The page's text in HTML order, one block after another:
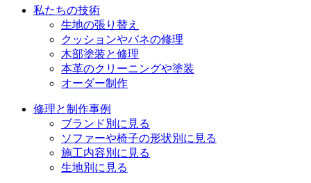
私たちの技術
生地の張り替え
クッションやバネの修理
木部塗装と修理
本革のクリーニングや塗装
オーダー制作
修理と制作事例
ブランド別に見る
ソファーや椅子の形状別に見る
施工内容別に見る
生地別に見る